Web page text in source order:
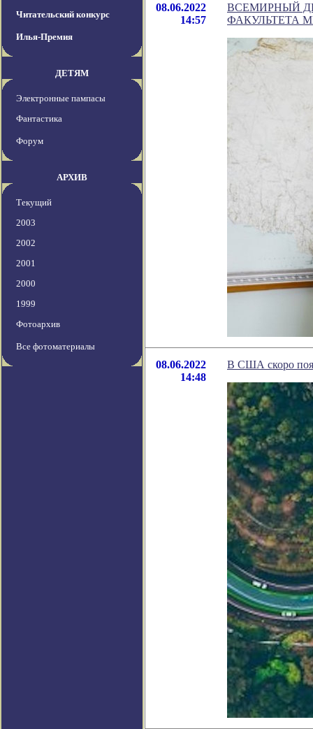
Читательский конкурс
Илья-Премия
ДЕТЯМ
Электронные пампасы
Фантастика
Форум
АРХИВ
Текущий
2003
2002
2001
2000
1999
Фотоархив
Все фотоматериалы
08.06.2022
14:57
ВСЕМИРНЫЙ
ФАКУЛЬТЕТА
08.06.2022
14:48
В США скоро